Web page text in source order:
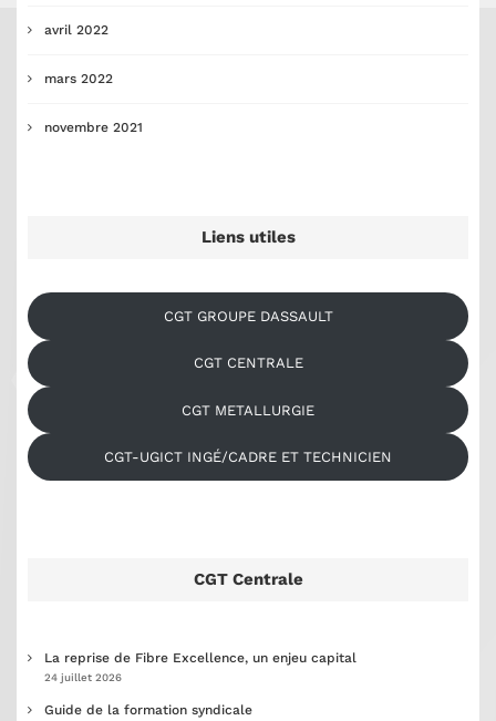
avril 2022
mars 2022
novembre 2021
Liens utiles
CGT GROUPE DASSAULT
CGT CENTRALE
CGT METALLURGIE
CGT-UGICT INGÉ/CADRE ET TECHNICIEN
CGT Centrale
La reprise de Fibre Excellence, un enjeu capital
24 juillet 2026
Guide de la formation syndicale